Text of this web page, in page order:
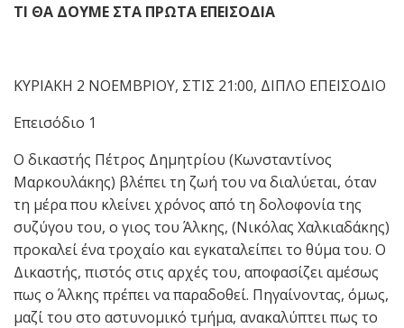
ΤΙ ΘΑ ΔΟΥΜΕ ΣΤΑ ΠΡΩΤΑ ΕΠΕΙΣΟΔΙΑ
ΚΥΡΙΑΚΗ 2 ΝΟΕΜΒΡΙΟΥ, ΣΤΙΣ 21:00, ΔΙΠΛΟ ΕΠΕΙΣΟΔΙΟ
Επεισόδιο 1
Ο δικαστής Πέτρος Δημητρίου (Κωνσταντίνος
Μαρκουλάκης) βλέπει τη ζωή του να διαλύεται, όταν
τη μέρα που κλείνει χρόνος από τη δολοφονία της
συζύγου του, ο γιος του Άλκης, (Νικόλας Χαλκιαδάκης)
προκαλεί ένα τροχαίο και εγκαταλείπει το θύμα του. Ο
Δικαστής, πιστός στις αρχές του, αποφασίζει αμέσως
πως ο Άλκης πρέπει να παραδοθεί. Πηγαίνοντας, όμως,
μαζί του στο αστυνομικό τμήμα, ανακαλύπτει πως το